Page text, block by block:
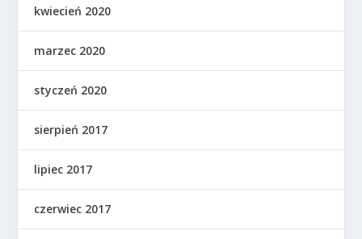
kwiecień 2020
marzec 2020
styczeń 2020
sierpień 2017
lipiec 2017
czerwiec 2017